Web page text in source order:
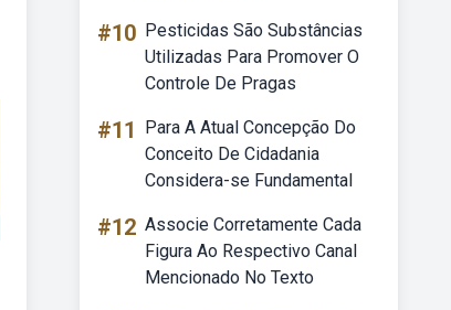
#10 Pesticidas São Substâncias
Utilizadas Para Promover O
Controle De Pragas
#11
Para A Atual Concepção Do
Conceito De Cidadania
Considera-se Fundamental
#12 Associe Corretamente Cada
Figura Ao Respectivo Canal
Mencionado No Texto